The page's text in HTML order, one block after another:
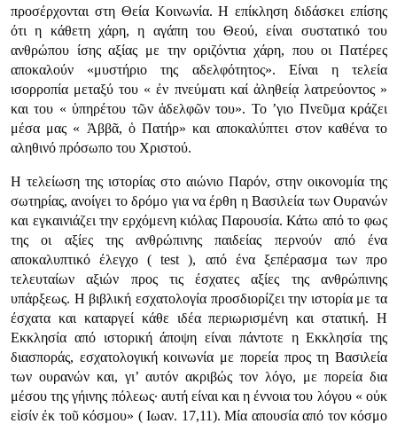
προσέρχονται στη Θεία Κοινωνία. Η επίκληση διδάσκει επίσης
ότι η κάθετη χάρη, η αγάπη του Θεού, είναι συστατικό του
ανθρώπου ίσης αξίας με την οριζόντια χάρη, που οι Πατέρες
αποκαλούν «μυστήριο της αδελφότητος». Είναι η τελεία
ισορροπία μεταξύ του « ἐν πνεύματι καί ἀληθείᾳ λατρεύοντος »
και του «ὑπηρέτου τῶν ἀδελφῶν του». Το ’γιο Πνεῦμα κράζει
μέσα μας « Ἀββᾶ, ὁ Πατήρ» και αποκαλύπτει στον καθένα το
αληθινό πρόσωπο του Χριστού.
Η τελείωση της ιστορίας στο αιώνιο Παρόν, στην οικονομία της
σωτηρίας, ανοίγει το δρόμο για να έρθη η Βασιλεία των Ουρανών
και εγκαινιάζει την ερχόμενη κιόλας Παρουσία. Κάτω από το φως
της οι αξίες της ανθρώπινης παιδείας περνούν από ένα
αποκαλυπτικό έλεγχο ( test ), από ένα ξεπέρασμα των προ
τελευταίων αξιών προς τις έσχατες αξίες της ανθρώπινης
υπάρξεως. Η βιβλική εσχατολογία προσδιορίζει την ιστορία με τα
έσχατα και καταργεί κάθε ιδέα περιωρισμένη και στατική. Η
Εκκλησία από ιστορική άποψη είναι πάντοτε η Εκκλησία της
διασποράς, εσχατολογική κοινωνία με πορεία προς τη Βασιλεία
των ουρανών και, γι’ αυτόν ακριβώς τον λόγο, με πορεία δια
μέσου της γήινης πόλεως· αυτή είναι και η έννοια του λόγου « οὐκ
εἰσίν ἐκ τοῦ κόσμου» ( Ιωαν. 17,11). Μία απουσία από τον κόσμο